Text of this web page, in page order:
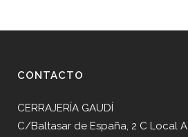
CONTACTO
CERRAJERÍA GAUDÍ
C/Baltasar de España, 2 C Local A